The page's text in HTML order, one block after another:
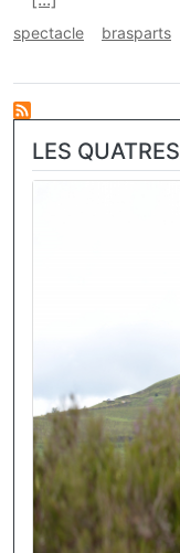
spectacle brasparts
LES QUATRES